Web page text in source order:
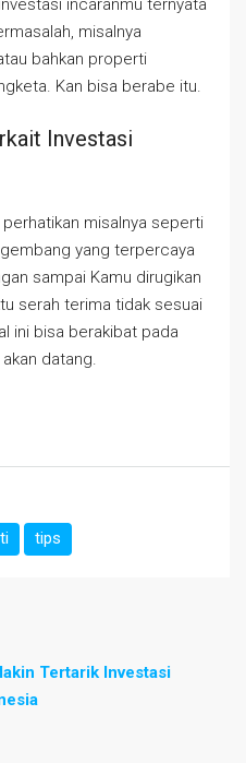
incaranmu ternyata
misalnya
bahkan properti
Kan bisa berabe itu.
Investasi
misalnya seperti
yang terpercaya
sampai Kamu dirugikan
serah terima tidak sesuai
ini bisa berakibat pada
datang.
tips
Tertarik Investasi